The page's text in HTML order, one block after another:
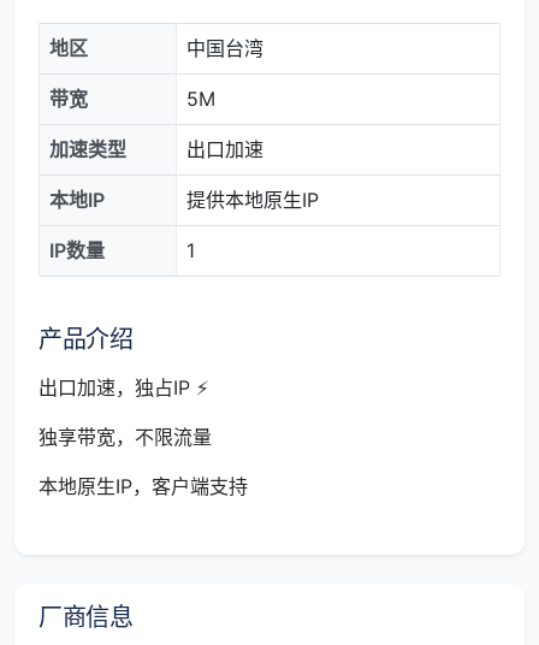
地区 中国台湾
带宽 5M
加速类型 出口加速
本地IP 提供本地原生IP
IP数量 1
产品介绍
出口加速，独占IP ⚡
独享带宽，不限流量
本地原生IP，客户端支持
厂商信息